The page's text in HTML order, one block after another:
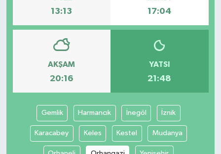
13:13 17:04
AKŞAM
20:16
YATSI
21:48
Gemlik Harmancık İnegöl İznik
Karacabey Keles Kestel Mudanya